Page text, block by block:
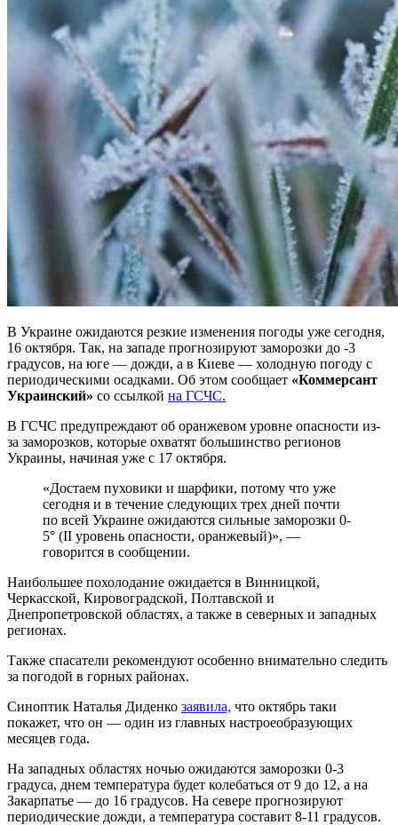
В Украине ожидаются резкие изменения погоды уже сегодня,
16 октября. Так, на западе прогнозируют заморозки до -3
градусов, на юге — дожди, а в Киеве — холодную погоду с
периодическими осадками. Об этом сообщает «Коммерсант
Украинский» со ссылкой на ГСЧС.
В ГСЧС предупреждают об оранжевом уровне опасности из-
за заморозков, которые охватят большинство регионов
Украины, начиная уже с 17 октября.
«Достаем пуховики и шарфики, потому что уже
сегодня и в течение следующих трех дней почти
по всей Украине ожидаются сильные заморозки 0-
5° (II уровень опасности, оранжевый)», —
говорится в сообщении.
Наибольшее похолодание ожидается в Винницкой,
Черкасской, Кировоградской, Полтавской и
Днепропетровской областях, а также в северных и западных
регионах.
Также спасатели рекомендуют особенно внимательно следить
за погодой в горных районах.
Синоптик Наталья Диденко заявила, что октябрь таки
покажет, что он — один из главных настроеобразующих
месяцев года.
На западных областях ночью ожидаются заморозки 0-3
градуса, днем температура будет колебаться от 9 до 12, а на
Закарпатье — до 16 градусов. На севере прогнозируют
периодические дожди, а температура составит 8-11 градусов.